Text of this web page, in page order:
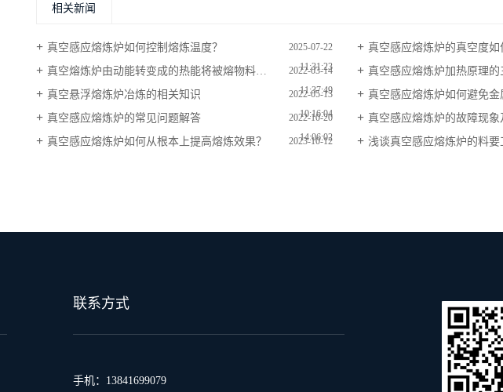
相关新闻
真空感应熔炼炉如何控制熔炼温度？
2025-07-22
11:31:23
真空感应熔炼炉的真空度如
真空熔炼炉由动能转变成的热能将被熔物料熔化
2022-03-14
11:37:49
真空感应熔炼炉加热原理的
真空悬浮熔炼炉冶炼的相关知识
2022-05-13
10:16:04
真空感应熔炼炉如何避免金属材
真空感应熔炼炉的常见问题解答
2022-10-20
14:06:02
真空感应熔炼炉的故障现象
真空感应熔炼炉如何从根本上提高熔炼效果？
2023-10-12
浅谈真空感应熔炼炉的料要
联系方式
手机：13841699079